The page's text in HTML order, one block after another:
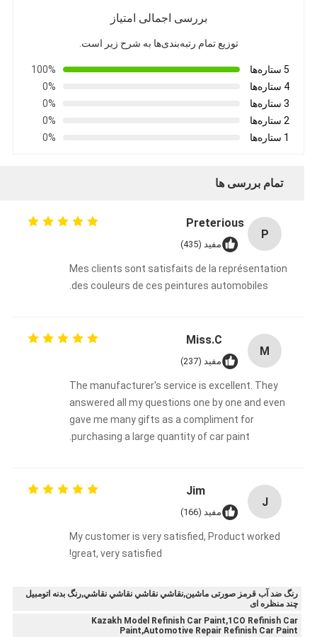
بررسی اجمالی امتیاز
توزیع تمام رتبه‌بندی‌ها به شرح زیر است.
5 ستاره‌ها
100%
4 ستاره‌ها
0%
3 ستاره‌ها
0%
2 ستاره‌ها
0%
1 ستاره‌ها
0%
تمام بررسی ها
P
Preterious
مفید (435)
Mes clients sont satisfaits de la représentation
des couleurs de ces peintures automobiles.
M
Miss.C
مفید (237)
The manufacturer's service is excellent. They
answered all my questions one by one and even
gave me many gifts as a compliment for
purchasing a large quantity of car paint.
J
Jim
مفید (166)
My customer is very satisfied, Product worked
great, very satisfied!
رنگ ضد آب قرمز صورتی ماشین,نقاشي نقاشي نقاشي نقاشي,رنگ بدنه اتومبیل
چند منظره ای
Kazakh Model Refinish Car Paint,1CO Refinish Car
Paint,Automotive Repair Refinish Car Paint